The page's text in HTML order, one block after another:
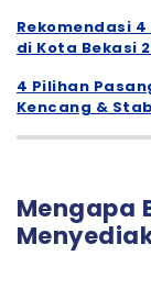
Rekomendasi
di Kota Bekasi
4 Pilihan
Kencang &
Mengapa